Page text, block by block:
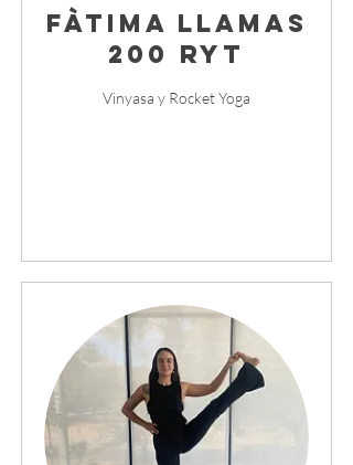
Fàtima Llamas
200 RYT
Vinyasa y Rocket Yoga